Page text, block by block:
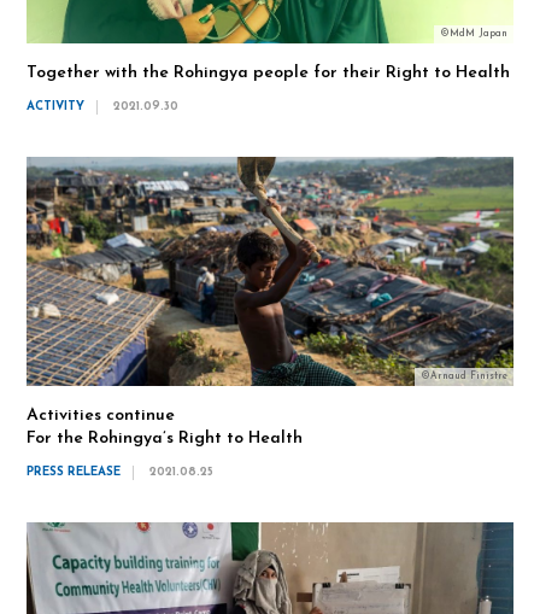
©MdM Japan
Together with the Rohingya people for their Right to Health
ACTIVITY 2021.09.30
©Arnaud Finistre
Activities continue
For the Rohingya’s Right to Health
PRESS RELEASE 2021.08.25